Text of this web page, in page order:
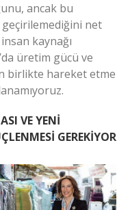
ancak bu
net
kaynağı
üretim gücü ve
birlikte hareket etme
VE YENİ
GEREKİYOR